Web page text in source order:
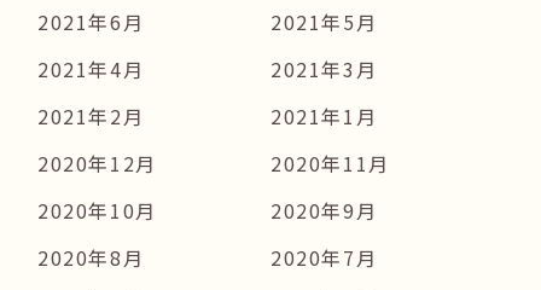
2021年6月
2021年5月
2021年4月
2021年3月
2021年2月
2021年1月
2020年12月
2020年11月
2020年10月
2020年9月
2020年8月
2020年7月